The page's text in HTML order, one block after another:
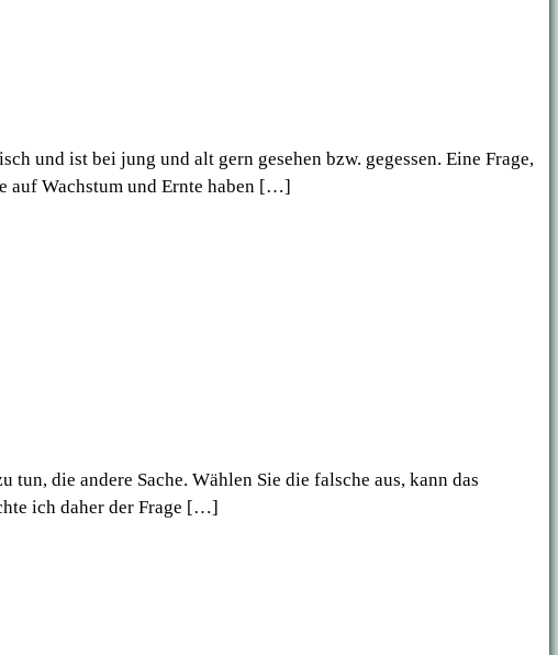
und ist bei jung und alt gern gesehen bzw. gegessen. Eine Frage,
auf Wachstum und Ernte haben […]
die andere Sache. Wählen Sie die falsche aus, kann das
ich daher der Frage […]